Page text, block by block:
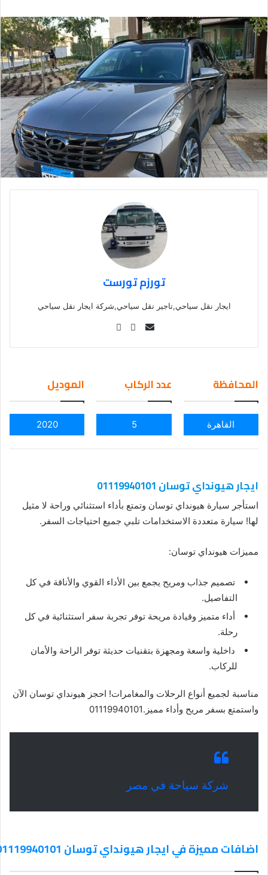
تورزم تورست
ايجار نقل سياحي,تاجير نقل سياحي,شركة ايجار نقل سياحي
Se
ail
المحافظة
القاهرة
عدد الركاب
5
الموديل
2020
ايجار هيونداي توسان 01119940101
استأجر سيارة هيونداي توسان وتمتع بأداء استثنائي وراحة لا مثيل
لها! سيارة متعددة الاستخدامات تلبي جميع احتياجات السفر.
مميزات هيونداي توسان:
تصميم جذاب ومريح يجمع بين الأداء القوي والأناقة في كل
التفاصيل.
أداء متميز وقيادة مريحة توفر تجربة سفر استثنائية في كل
رحلة.
داخلية واسعة ومجهزة بتقنيات حديثة توفر الراحة والأمان
للركاب.
مناسبة لجميع أنواع الرحلات والمغامرات! احجز هيونداي توسان الآن
واستمتع بسفر مريح وأداء مميز.01119940101
شركة سياحة في مصر
اضافات مميزة في ايجار هيونداي توسان 01119940101